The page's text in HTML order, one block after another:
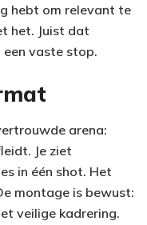
hebt om relevant te
het. Juist dat
vaste stop.
arena:
Je ziet
in één shot. Het
montage is bewust:
veilige kadrering.